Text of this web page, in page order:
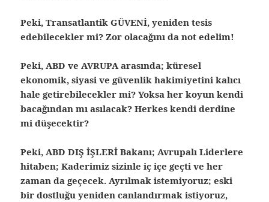
Peki, Transatlantik GÜVENİ, yeniden tesis
edebilecekler mi? Zor olacağını da not edelim!
Peki, ABD ve AVRUPA arasında; küresel
ekonomik, siyasi ve güvenlik hakimiyetini kalıcı
hale getirebilecekler mi? Yoksa her koyun kendi
bacağından mı asılacak? Herkes kendi derdine
mi düşecektir?
Peki, ABD DIŞ İŞLERİ Bakanı; Avrupalı Liderlere
hitaben; Kaderimiz sizinle iç içe geçti ve her
zaman da geçecek. Ayrılmak istemiyoruz; eski
bir dostluğu yeniden canlandırmak istiyoruz,